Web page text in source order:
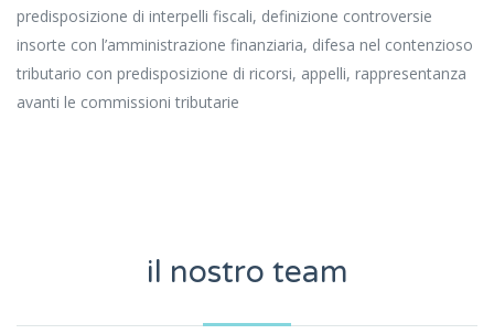
predisposizione di interpelli fiscali, definizione controversie
insorte con l’amministrazione finanziaria, difesa nel contenzioso
tributario con predisposizione di ricorsi, appelli, rappresentanza
avanti le commissioni tributarie
il nostro team